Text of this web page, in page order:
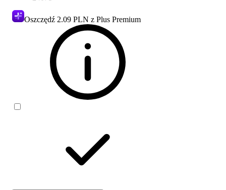
Oszczędź 2.09 PLN z Plus Premium